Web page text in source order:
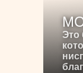
Это